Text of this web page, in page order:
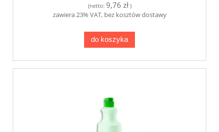
(netto: 9,76 zł)
zawiera 23% VAT, bez kosztów dostawy
do koszyka